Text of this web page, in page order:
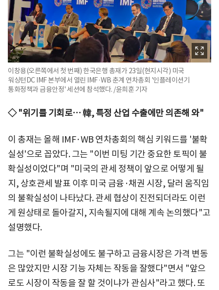
이창용(오른쪽에서 첫 번째) 한국은행 총재가 23일(현지시각) 미국
워싱턴DC IMF 본부에서 열린 IMF·WB 춘계 연차총회 '인플레이션기
통화정책과 금융안정' 세션에 참석했다. /윤희훈 기자
◇ "위기를 기회로… 韓, 특정 산업 수출에만 의존해 와"
이 총재는 올해 IMF·WB 연차총회의 핵심 키워드를 '불확
실성'으로 꼽았다. 그는 "이번 미팅 기간 중요한 토픽이 불
확실성이었다"며 "미국의 관세 정책이 앞으로 어떻게 될
지, 상호관세 발표 이후 미국 금융·채권 시장, 달러 움직임
의 불확실성이 나타났다. 관세 협상이 진전되더라도 이런
게 원상태로 돌아갈지, 지속될지에 대해 계속 논의했다"고
설명했다.
그는 "이런 불확실성에도 불구하고 금융시장은 가격 변동
은 많았지만 시장 기능 자체는 작동을 잘했다"면서 "앞으
로도 시장이 작동을 잘 할 것이냐가 관심사"라고 했다. 또